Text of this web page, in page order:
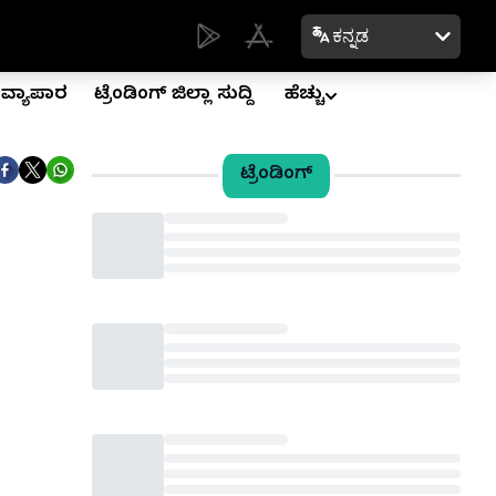
ಕನ್ನಡ
ವ್ಯಾಪಾರ ಟ್ರೆಂಡಿಂಗ್ ಜಿಲ್ಲಾ ಸುದ್ದಿ ಹೆಚ್ಚು
ಟ್ರೆಂಡಿಂಗ್